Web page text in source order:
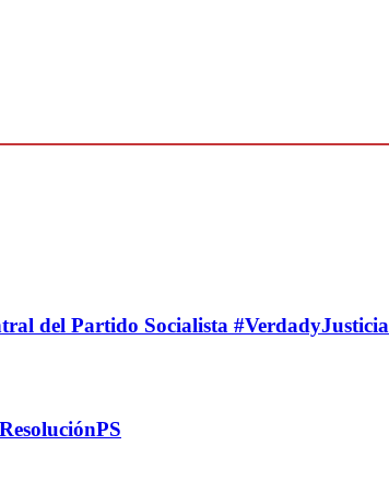
del Partido Socialista #VerdadyJusticia